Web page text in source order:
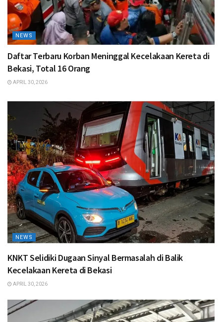
NEWS
Daftar Terbaru Korban Meninggal Kecelakaan Kereta di
Bekasi, Total 16 Orang
APRIL 30, 2026
NEWS
KNKT Selidiki Dugaan Sinyal Bermasalah di Balik
Kecelakaan Kereta di Bekasi
APRIL 30, 2026